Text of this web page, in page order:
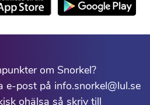
om Snorkel?
e-post på info.snorkel@lul.se
ohälsa så skriv till